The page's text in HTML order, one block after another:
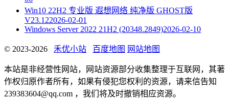
Win10 22H2 专业版 遐想网络 纯净版 GHOST版
V23.122026-02-01
Windows Server 2022 21H2 (20348.2849)2026-02-10
© 2023-2026 禾优小站 百度地图 网站地图
本站是非经营性网站，网站资源部分收集整理于互联网，其著
作权归原作者所有，如果有侵犯您权利的资源，请来信告知
239383604@qq.com ，我们将及时撤销相应资源。